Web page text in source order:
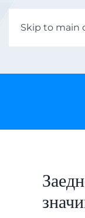
Skip to main